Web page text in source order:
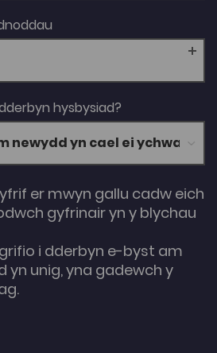
hysbysiad?
er mwyn gallu cadw eich
gyfrinair yn y blychau
i dderbyn e-byst am
yn unig, yna gadewch y